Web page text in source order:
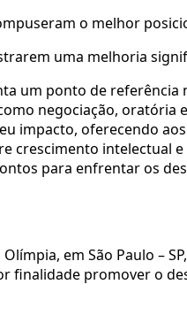
o melhor
uma melhoria
um ponto de
negociação, oratória
impacto, oferecendo
crescimento
para enfrentar os
em São Paulo –
finalidade promover o